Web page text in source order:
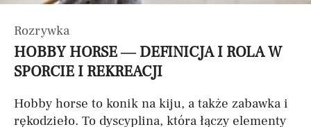
Rozrywka
HOBBY HORSE — DEFINICJA I ROLA W
SPORCIE I REKREACJI
Hobby horse to konik na kiju, a także zabawka i
rękodzieło. To dyscyplina, która łączy elementy